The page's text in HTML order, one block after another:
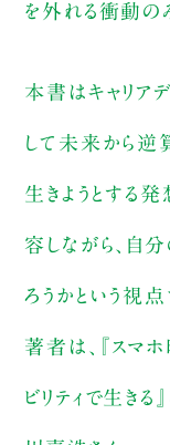
を外れる衝動の
本書はキャリア
して未来から逆
生きようとする
容しながら、自
ろうかという視
著者は、『スマ
ビリティで生き